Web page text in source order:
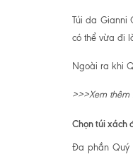
Túi da Gianni
có thể vừa đi
Ngoài ra khi
>>>Xem
Chọn túi xách
Đa phần Quý